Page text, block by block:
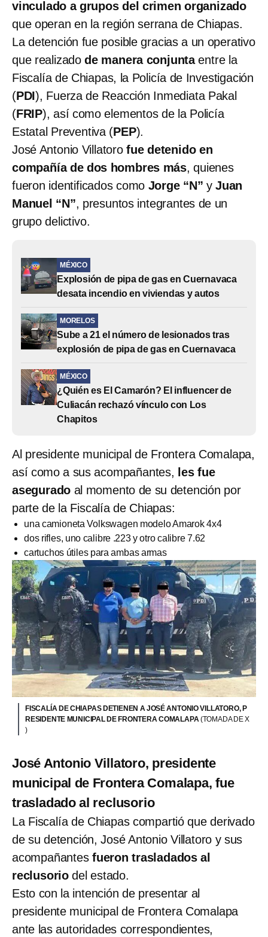
vinculado a grupos del crimen organizado
que operan en la región serrana de Chiapas.
La detención fue posible gracias a un operativo
que realizadode manera conjuntaentre la
Fiscalía de Chiapas, la Policía de Investigación
(PDI), Fuerza de Reacción Inmediata Pakal
(FRIP), así como elementos de la Policía
Estatal Preventiva (PEP).
José Antonio Villatorofue detenido en
compañía de dos hombres más, quienes
fueron identificados como Jorge “N” yJuan
Manuel “N”, presuntos integrantes de un
grupo delictivo.
MÉXICO
Explosión de pipa de gas en Cuernavaca
desata incendio en viviendas y autos
MORELOS
Sube a 21 el número de lesionados tras
explosión de pipa de gas en Cuernavaca
MÉXICO
¿Quién es El Camarón? El influencer de
Culiacán rechazó vínculo con Los
Chapitos
Al presidente municipal de Frontera Comalapa,
así como a sus acompañantes, les fue
asegurado al momento de su detención por
parte de la Fiscalía de Chiapas:
una camioneta Volkswagen modelo Amarok 4x4
dos rifles, uno calibre .223 y otro calibre 7.62
cartuchos útiles para ambas armas
FISCALÍA DE CHIAPAS DETIENEN A JOSÉ ANTONIO VILLATORO, P
RESIDENTE MUNICIPAL DE FRONTERA COMALAPA(TOMADA DE X
)
José Antonio Villatoro, presidente
municipal de Frontera Comalapa, fue
trasladado al reclusorio
La Fiscalía de Chiapas compartió que derivado
de su detención, José Antonio Villatoro y sus
acompañantesfueron trasladados al
reclusorio del estado.
Esto con la intención de presentar al
presidente municipal de Frontera Comalapa
ante las autoridades correspondientes,